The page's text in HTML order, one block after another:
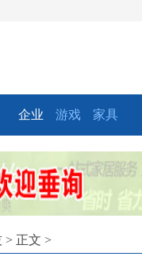
企业 游戏 家具
> 正文 >